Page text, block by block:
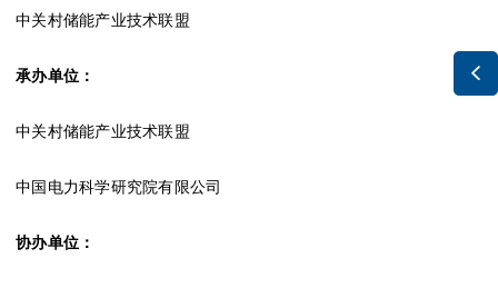

中关村储能产业技术联盟
承办单位：
中关村储能产业技术联盟
中国电力科学研究院有限公司
协办单位：